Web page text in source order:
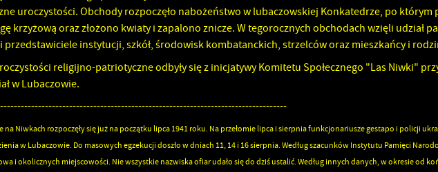
uroczystości. Obchody rozpoczęło nabożeństwo w lubaczowskiej Konkatedrze, po którym
krzyżową oraz złożono kwiaty i zapalono znicze. W tegorocznych obchodach wzięli udział
instytucji, szkół, środowisk kombatanckich, strzelców oraz mieszkańcy i
religijno-patriotyczne odbyły się z inicjatywy Komitetu Społecznego "Las Niwki"
w Lubaczowie.
na Niwkach rozpoczęły się już na początku lipca 1941 roku. Na przełomie lipca i sierpnia funkcjonariusze gestapo i policji
w Lubaczowie. Do masowych egzekucji doszło w dniach 11, 14 i 16 sierpnia. Według szacunków Instytutu Pamięci
i okolicznych miejscowości. Nie wszystkie nazwiska ofiar udało się do dziś ustalić. Według innych danych, w okresie od